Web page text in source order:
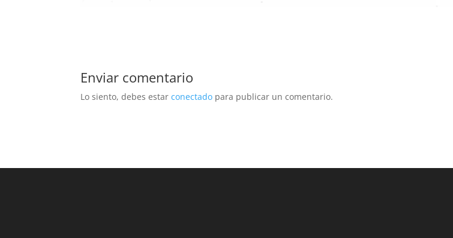
Enviar comentario
Lo siento, debes estarconectado para publicar un comentario.